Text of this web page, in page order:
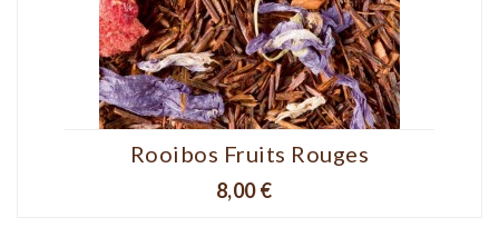
Rooibos Fruits Rouges
Prix
8,00 €